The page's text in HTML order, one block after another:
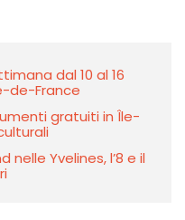
dal 10 al 16
de-France
gratuiti in Île-
Yvelines, l’8 e il